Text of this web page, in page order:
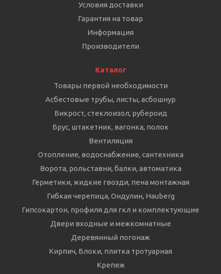
Условия доставки
Гарантия на товар
Информация
Производители
Каталог
Товары первой необходимости
Асбестовые трубы, листы, асбошнур
Бикрост, стеклоизол, рубероид
Брус, штакетник, вагонка, полок
Вентиляция
Отопление, водоснабжение, сантехника
Ворота, рольставни, балки, автоматика
Герметики, жидкие гвозди, пена монтажная
Гибкая черепица, Ондулин, Hauberg
Гипсокартон, профиля для гкл и комплектующие
Двери входные и межкомнатные
Деревянный погонаж
Кирпич, Блоки, плитка тротуарная
Крепеж